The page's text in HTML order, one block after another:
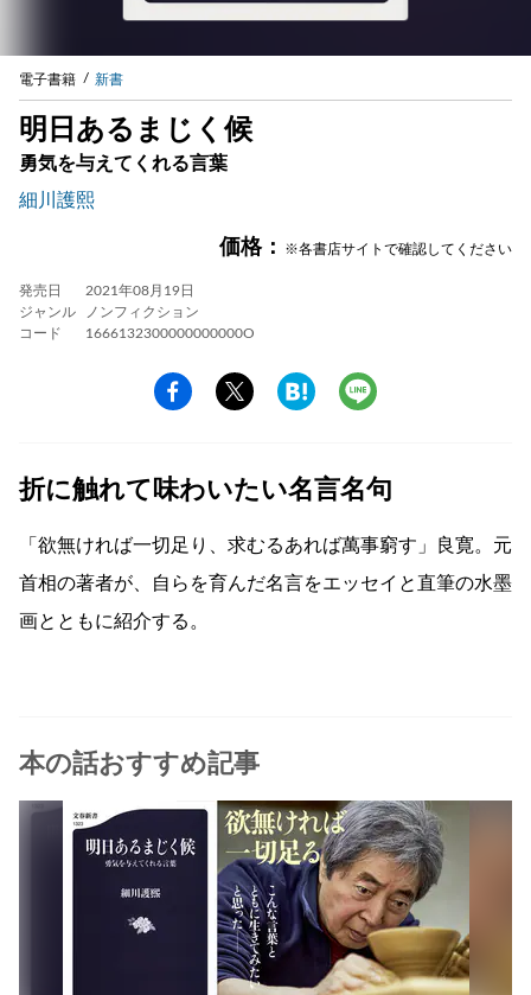
電子書籍 新書
明日あるまじく候
勇気を与えてくれる言葉
細川護熙
価格： ※各書店サイトで確認してください
発売日
2021年08月19日
ジャンル
ノンフィクション
コード
1666132300000000000O
折に触れて味わいたい名言名句
「欲無ければ一切足り、求むるあれば萬事窮す」良寛。元
首相の著者が、自らを育んだ名言をエッセイと直筆の水墨
画とともに紹介する。
本の話おすすめ記事